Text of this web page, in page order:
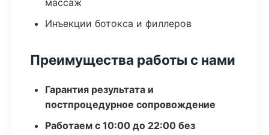
массаж
Инъекции ботокса и филлеров
Преимущества работы с нами
Гарантия результата и
постпроцедурное сопровождение
Работаем с 10:00 до 22:00 без